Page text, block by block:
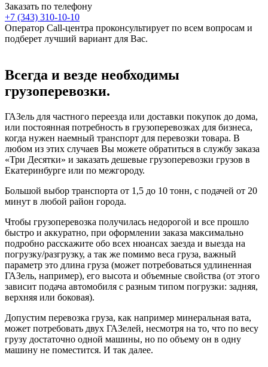
Заказать по телефону
+7 (343) 310-10-10
Оператор Call-центра проконсультирует по всем вопросам и
подберет лучший вариант для Вас.
Всегда и везде необходимы
грузоперевозки.
ГАЗель для частного переезда или доставки покупок до дома,
или постоянная потребность в грузоперевозках для бизнеса,
когда нужен наемный транспорт для перевозки товара. В
любом из этих случаев Вы можете обратиться в службу заказа
«Три Десятки» и заказать дешевые грузоперевозки грузов в
Екатеринбурге или по межгороду.
Большой выбор транспорта от 1,5 до 10 тонн, с подачей от 20
минут в любой район города.
Чтобы грузоперевозка получилась недорогой и все прошло
быстро и аккуратно, при оформлении заказа максимально
подробно расскажите обо всех нюансах заезда и выезда на
погрузку/разгрузку, а так же помимо веса груза, важный
параметр это длина груза (может потребоваться удлиненная
ГАЗель, например), его высота и объемные свойства (от этого
зависит подача автомобиля с разным типом погрузки: задняя,
верхняя или боковая).
Допустим перевозка груза, как например минеральная вата,
может потребовать двух ГАЗелей, несмотря на то, что по весу
грузу достаточно одной машины, но по объему он в одну
машину не поместится. И так далее.